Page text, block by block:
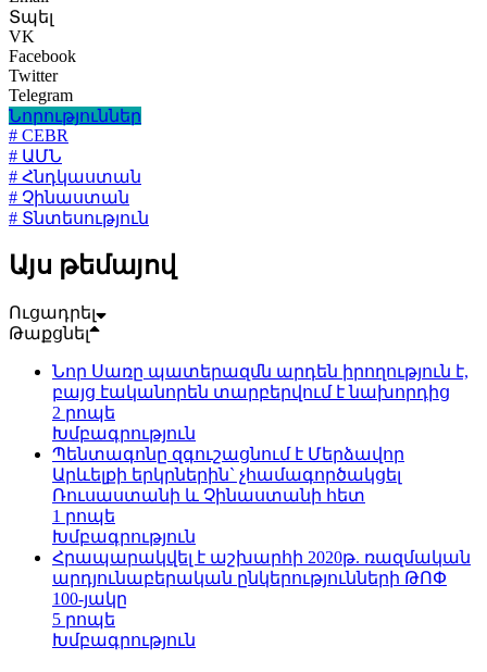
Տպել
VK
Facebook
Twitter
Telegram
Նորություններ
# CEBR
# ԱՄՆ
# Հնդկաստան
# Չինաստան
# Տնտեսություն
Այս թեմայով
Ուցադրել
Թաքցնել
Նոր Սառը պատերազմն արդեն իրողություն է,
բայց էականորեն տարբերվում է նախորդից
2 րոպե
Խմբագրություն
Պենտագոնը զգուշացնում է Մերձավոր
Արևելքի երկրներին` չհամագործակցել
Ռուսաստանի և Չինաստանի հետ
1 րոպե
Խմբագրություն
Հրապարակվել է աշխարհի 2020թ. ռազմական
արդյունաբերական ընկերությունների ԹՈՓ
100-յակը
5 րոպե
Խմբագրություն